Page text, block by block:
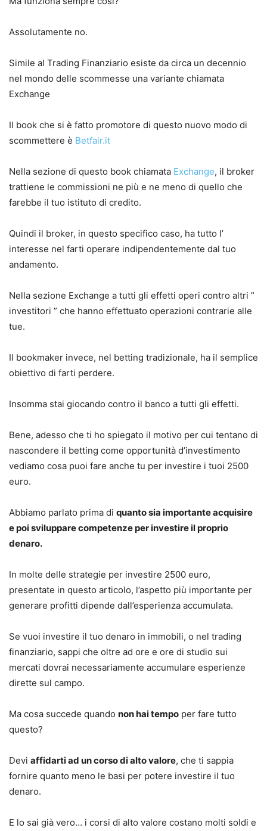
Assolutamente no.
Simile al Trading Finanziario esiste da circa un decennio
nel mondo delle scommesse una variante chiamata
Exchange
Il book che si è fatto promotore di questo nuovo modo di
scommettere è Betfair.it
Nella sezione di questo book chiamata Exchange, il broker
trattiene le commissioni ne più e ne meno di quello che
farebbe il tuo istituto di credito.
Quindi il broker, in questo specifico caso, ha tutto l’
interesse nel farti operare indipendentemente dal tuo
andamento.
Nella sezione Exchange a tutti gli effetti operi contro altri ”
investitori ” che hanno effettuato operazioni contrarie alle
tue.
Il bookmaker invece, nel betting tradizionale, ha il semplice
obiettivo di farti perdere.
Insomma stai giocando contro il banco a tutti gli effetti.
Bene, adesso che ti ho spiegato il motivo per cui tentano di
nascondere il betting come opportunità d’investimento
vediamo cosa puoi fare anche tu per investire i tuoi 2500
euro.
Abbiamo parlato prima di quanto sia importante acquisire
e poi sviluppare competenze per investire il proprio
denaro.
In molte delle strategie per investire 2500 euro,
presentate in questo articolo, l’aspetto più importante per
generare profitti dipende dall’esperienza accumulata.
Se vuoi investire il tuo denaro in immobili, o nel trading
finanziario, sappi che oltre ad ore e ore di studio sui
mercati dovrai necessariamente accumulare esperienze
dirette sul campo.
Ma cosa succede quando non hai tempo per fare tutto
questo?
Devi affidarti ad un corso di alto valore, che ti sappia
fornire quanto meno le basi per potere investire il tuo
denaro.
E lo sai già vero… i corsi di alto valore costano molti soldi e